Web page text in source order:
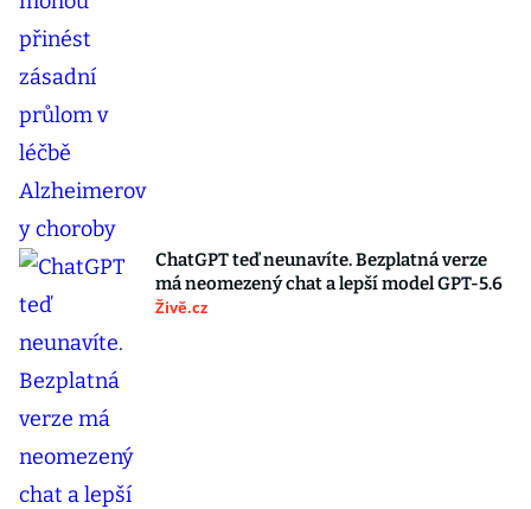
ChatGPT teď neunavíte. Bezplatná verze
má neomezený chat a lepší model GPT-5.6
Živě.cz